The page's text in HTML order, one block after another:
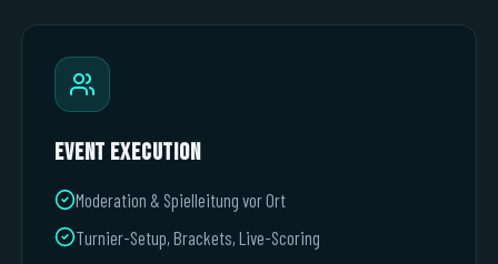
Event Execution
Moderation & Spielleitung vor Ort
Turnier-Setup, Brackets, Live-Scoring